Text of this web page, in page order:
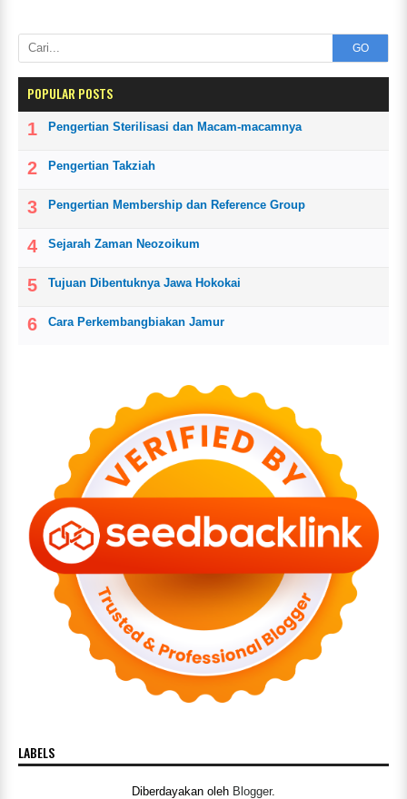
GO
POPULAR POSTS
Pengertian Sterilisasi dan Macam-macamnya
Pengertian Takziah
Pengertian Membership dan Reference Group
Sejarah Zaman Neozoikum
Tujuan Dibentuknya Jawa Hokokai
Cara Perkembangbiakan Jamur
LABELS
Diberdayakan oleh Blogger.